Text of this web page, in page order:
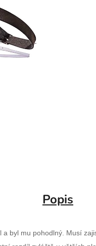
Popis
byl mu pohodlný. Musí